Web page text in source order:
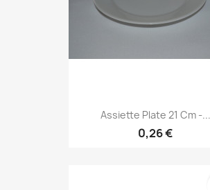
Assiette Plate 21 Cm -...
0,26 €